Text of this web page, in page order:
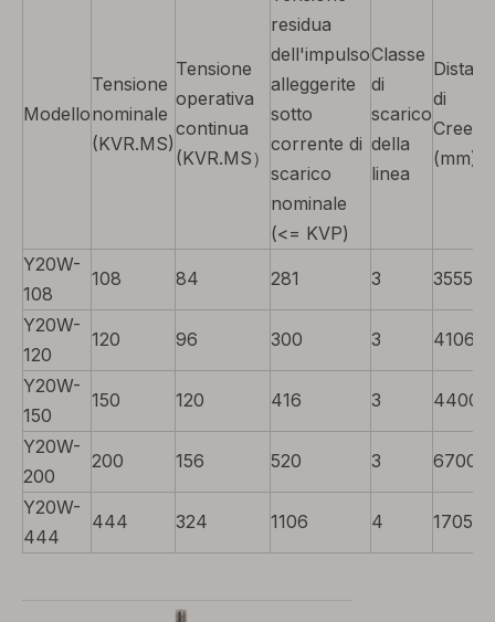
Modello
Tensione
nominale
(KVR.MS)
Tensione
operativa
continua
(KVR.MS）
residua
dell'impulso
alleggerite
sotto
corrente di
scarico
nominale
(<= KVP)
Classe
di
scarico
della
linea
di
(mm)
Y20W-
108
108 84 281 3 3555
Y20W-
120
120 96 300 3 4106
Y20W-
150
150 120 416 3 4400
Y20W-
200
200 156 520 3 6700
Y20W-
444
444 324 1106 4 17052